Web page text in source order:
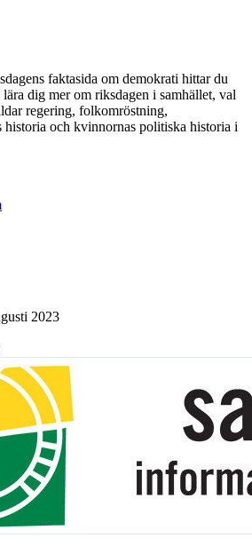
faktasida om demokrati hittar du
dig mer om riksdagen i samhället, val
regering, folkomröstning,
historia och kvinnornas politiska historia i
2023